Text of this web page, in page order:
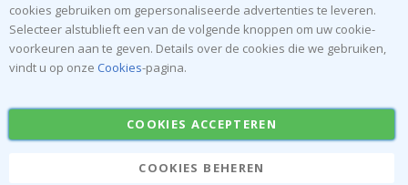
cookies gebruiken om gepersonaliseerde advertenties te leveren.
Selecteer alstublieft een van de volgende knoppen om uw cookie-
voorkeuren aan te geven. Details over de cookies die we gebruiken,
vindt u op onze Cookies-pagina.
COOKIES ACCEPTEREN
COOKIES BEHEREN